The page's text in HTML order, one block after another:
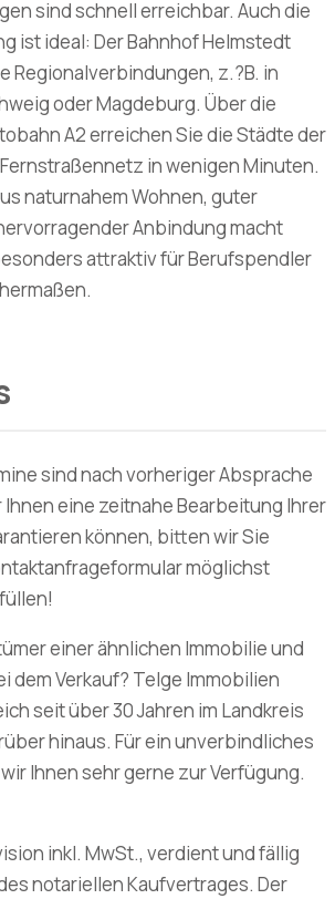
sind schnell erreichbar. Auch die
ist ideal: Der Bahnhof Helmstedt
Regionalverbindungen, z.?B. in
oder Magdeburg. Über die
A2 erreichen Sie die Städte der
in wenigen Minuten.
naturnahem Wohnen, guter
Anbindung macht
attraktiv für Berufspendler
sind nach vorheriger Absprache
Ihnen eine zeitnahe Bearbeitung Ihrer
können, bitten wir Sie
möglichst
einer ähnlichen Immobilie und
dem Verkauf? Telge Immobilien
seit über 30 Jahren im Landkreis
hinaus. Für ein unverbindliches
Ihnen sehr gerne zur Verfügung.
inkl. MwSt., verdient und fällig
notariellen Kaufvertrages. Der